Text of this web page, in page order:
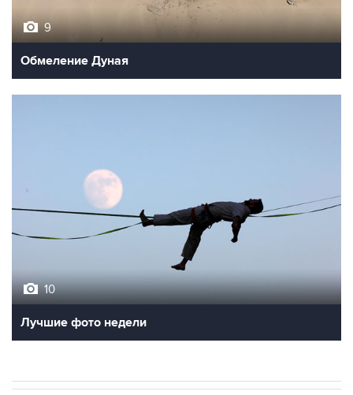
9
Обмеление Дуная
10
Лучшие фото недели